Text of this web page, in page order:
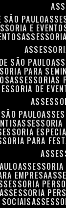
SÃO PAULO
E
SÃO PAULO
PARA
DE
PAULO
PARA
EMPRESA
ASSESSORIA